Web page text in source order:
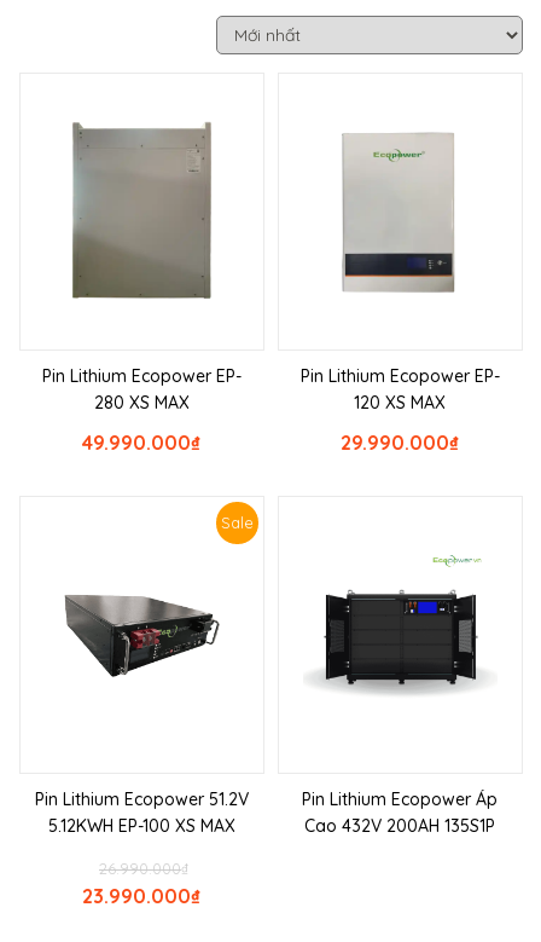
Pin Lithium Ecopower EP-
280 XS MAX
₫
49.990.000
Pin Lithium Ecopower EP-
120 XS MAX
₫
29.990.000
Sale
Pin Lithium Ecopower 51.2V
5.12KWH EP-100 XS MAX
₫
26.990.000
₫
23.990.000
Pin Lithium Ecopower Áp
Cao 432V 200AH 135S1P